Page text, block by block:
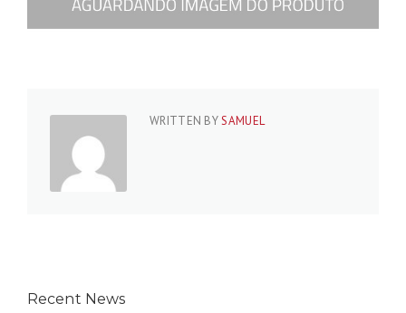
WRITTEN BYSAMUEL
Recent News